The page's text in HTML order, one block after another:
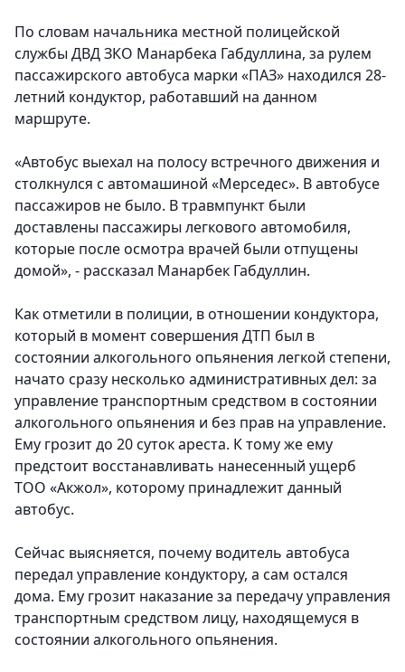
По словам начальника местной полицейской
службы ДВД ЗКО Манарбека Габдуллина, за рулем
пассажирского автобуса марки «ПАЗ» находился 28-
летний кондуктор, работавший на данном
маршруте.
«Автобус выехал на полосу встречного движения и
столкнулся с автомашиной «Мерседес». В автобусе
пассажиров не было. В травмпункт были
доставлены пассажиры легкового автомобиля,
которые после осмотра врачей были отпущены
домой», - рассказал Манарбек Габдуллин.
Как отметили в полиции, в отношении кондуктора,
который в момент совершения ДТП был в
состоянии алкогольного опьянения легкой степени,
начато сразу несколько административных дел: за
управление транспортным средством в состоянии
алкогольного опьянения и без прав на управление.
Ему грозит до 20 суток ареста. К тому же ему
предстоит восстанавливать нанесенный ущерб
ТОО «Акжол», которому принадлежит данный
автобус.
Сейчас выясняется, почему водитель автобуса
передал управление кондуктору, а сам остался
дома. Ему грозит наказание за передачу управления
транспортным средством лицу, находящемуся в
состоянии алкогольного опьянения.